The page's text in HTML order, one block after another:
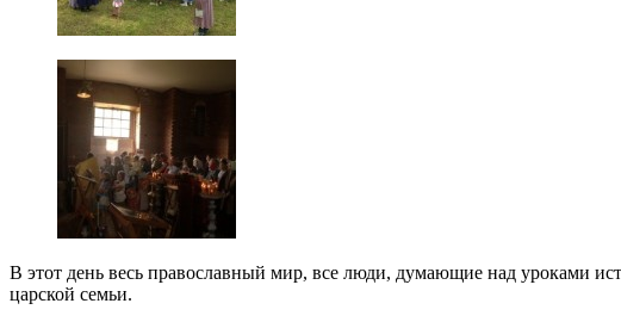
В этот день весь православный мир, все люди, думающие над уроками
царской семьи.